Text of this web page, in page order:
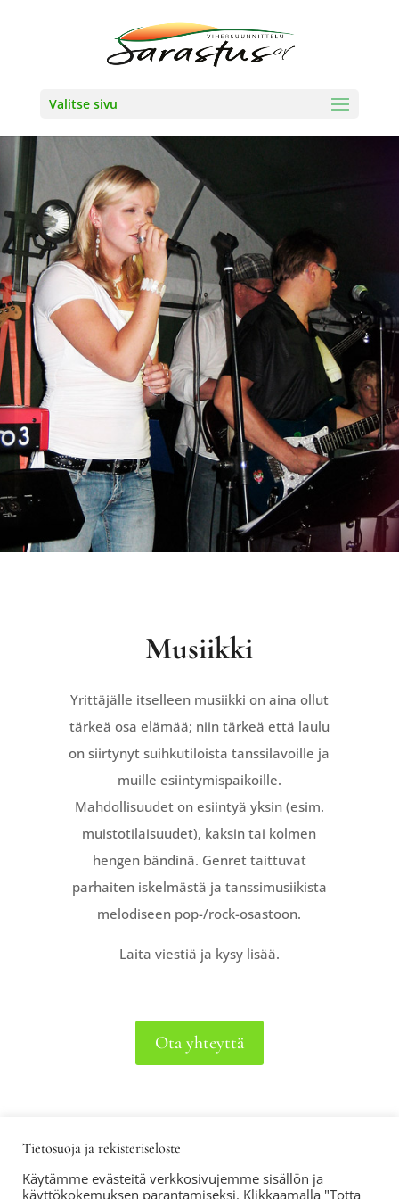
Valitse sivu
Musiikki
Yrittäjälle itselleen musiikki on aina ollut
tärkeä osa elämää; niin tärkeä että laulu
on siirtynyt suihkutiloista tanssilavoille ja
muille esiintymispaikoille.
Mahdollisuudet on esiintyä yksin (esim.
muistotilaisuudet), kaksin tai kolmen
hengen bändinä. Genret taittuvat
parhaiten iskelmästä ja tanssimusiikista
melodiseen pop-/rock-osastoon.
Laita viestiä ja kysy lisää.
Ota yhteyttä
Tietosuoja ja rekisteriseloste
Käytämme evästeitä verkkosivujemme sisällön ja
käyttökokemuksen parantamiseksi. Klikkaamalla "Totta